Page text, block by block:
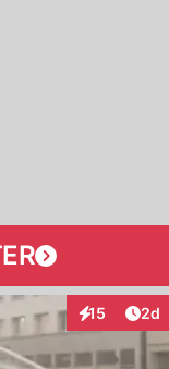
15
Interaktionen
2d